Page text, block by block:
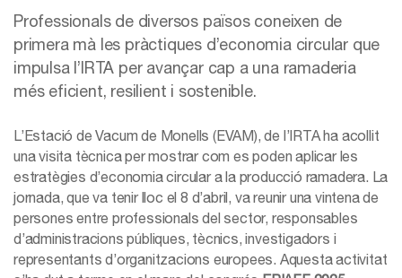
Professionals de diversos països coneixen de
primera mà les pràctiques d’economia circular que
impulsa l’IRTA per avançar cap a una ramaderia
més eficient, resilient i sostenible.
L’Estació de Vacum de Monells (EVAM), de l’IRTA ha acollit
una visita tècnica per mostrar com es poden aplicar les
estratègies d’economia circular a la producció ramadera. La
jornada, que va tenir lloc el 8 d’abril, va reunir una vintena de
persones entre professionals del sector, responsables
d’administracions públiques, tècnics, investigadors i
representants d’organitzacions europees. Aquesta activitat